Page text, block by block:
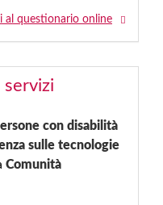
al questionario online
servizi
con disabilità
sulle tecnologie
Comunità